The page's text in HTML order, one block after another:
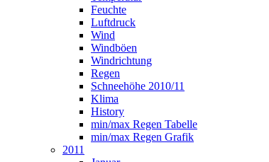
Feuchte
Luftdruck
Wind
Windböen
Windrichtung
Regen
Schneehöhe 2010/11
Klima
History
min/max Regen Tabelle
min/max Regen Grafik
2011